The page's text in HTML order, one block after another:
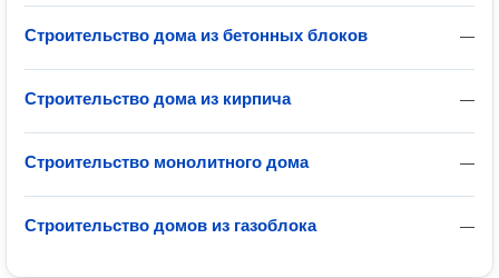
—
Строительство дома из бетонных блоков
—
Строительство дома из кирпича
—
Строительство монолитного дома
—
Строительство домов из газоблока